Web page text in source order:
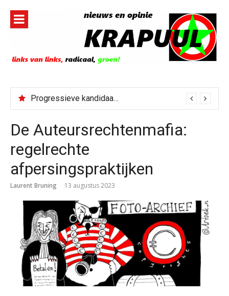
inhoud
Progressieve kandidaat El-Sayed senaatskandidaat Michigan
De Auteursrechtenmafia:
regelrechte
afpersingspraktijken
Laurent Bruning 13 augustus 2023